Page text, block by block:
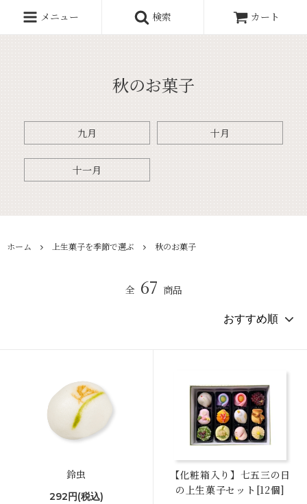
メニュー 検索 カート
秋のお菓子
九月 十月
十一月
ホーム 上生菓子を季節で選ぶ 秋のお菓子
全 67 商品
鈴虫
292円(税込)
【化粧箱入り】七五三の日
の上生菓子セット[12個]